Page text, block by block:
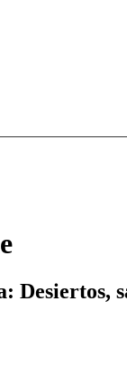
Desiertos,